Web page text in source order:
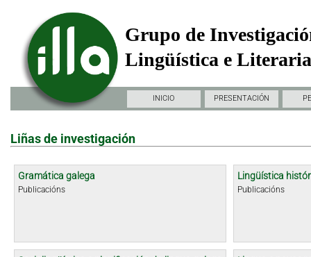
Grupo de
Lingüística e
INICIO PRESENTACIÓN
Liñas de investigación
Gramática galega
Publicacións
Lingüística
Publicacións